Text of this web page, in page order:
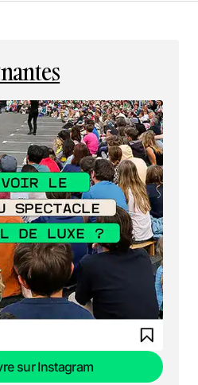
sur Instagram